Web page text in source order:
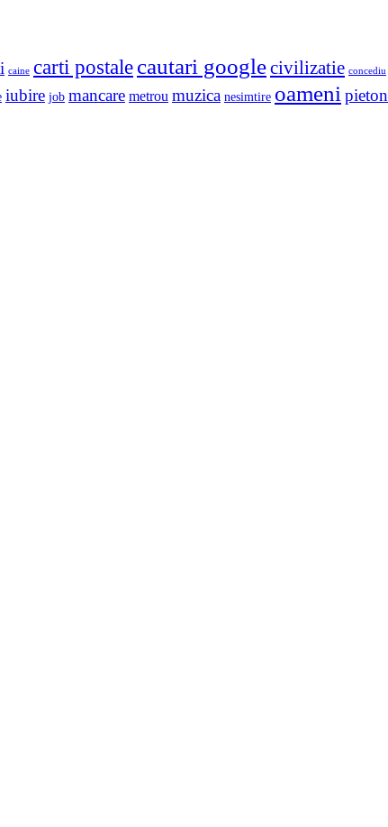
caine carti postale cautari googlecivilizatie concediu
iubire job mancare metrou muzica nesimtire oameni pieton